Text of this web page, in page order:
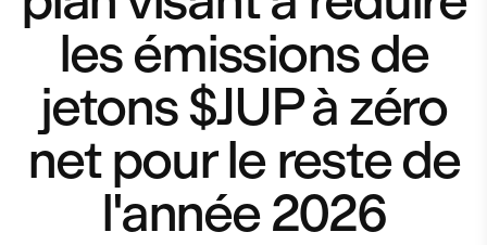
les émissions de
jetons $JUP à zéro
net pour le reste de
l'année 2026